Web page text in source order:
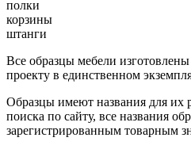
полки
корзины
штанги
Все образцы мебели
проекту в единственном
Образцы имеют названия для их
поиска по сайту, все названия
зарегистрированным товарным